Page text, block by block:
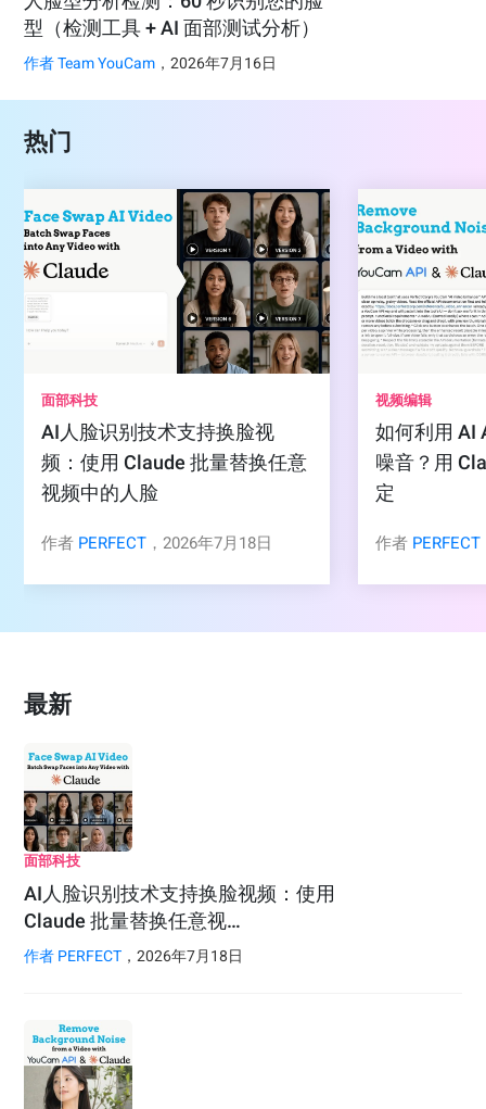
型（检测工具 + AI 面部测试分析）
作者Team YouCam ，2026年7月16日
热门
面部科技
AI人脸识别技术支持换脸视
频：使用 Claude 批量替换任意
视频中的人脸
作者 PERFECT ，2026年7月18日
视频编辑
如何利用 AI
噪音？用
定
作者 PERFECT
最新
面部科技
AI人脸识别技术支持换脸视频：使用
Claude 批量替换任意视…
作者 PERFECT ，2026年7月18日